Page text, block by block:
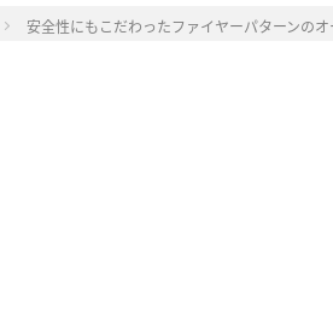
安全性にもこだわったファイヤーパターンの